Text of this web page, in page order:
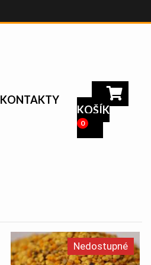
KOŠÍK
0
KONTAKTY
Nedostupné